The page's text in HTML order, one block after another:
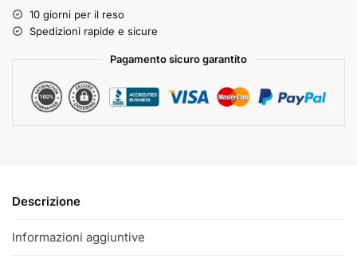
10 giorni per il reso
Spedizioni rapide e sicure
Pagamento sicuro garantito
Descrizione
Informazioni aggiuntive